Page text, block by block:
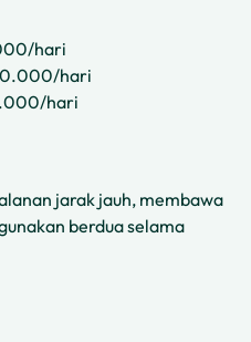
hari
hari
hari
jarak jauh, membawa
berdua selama